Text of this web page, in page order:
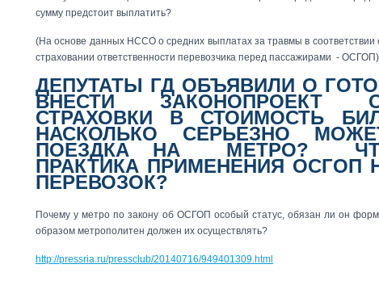
сумму предстоит выплатить?
(На основе данных НССО о средних выплатах за травмы в соответствии
страховании ответственности перевозчика перед пассажирами - ОСГОП)
ДЕПУТАТЫ ГД ОБЪЯВИЛИ О
ВНЕСТИ ЗАКОНОПРОЕКТ
СТРАХОВКИ В СТОИМОСТЬ
НАСКОЛЬКО СЕРЬЕЗНО
ПОЕЗДКА НА МЕТРО?
ПРАКТИКА ПРИМЕНЕНИЯ ОСГОП
ПЕРЕВОЗОК?
Почему у метро по закону об ОСГОП особый статус, обязан ли он
образом метрополитен должен их осуществлять?
http://pressria.ru/pressclub/20140716/949401309.html